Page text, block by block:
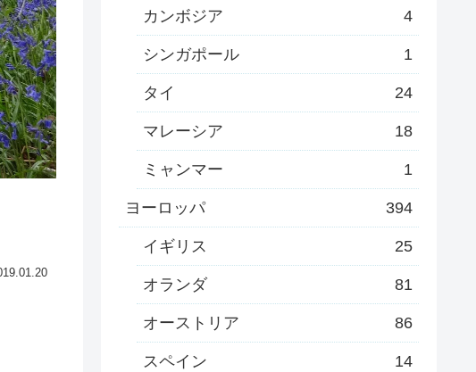
カンボジア 4
シンガポール 1
タイ 24
マレーシア 18
ミャンマー 1
ヨーロッパ 394
イギリス 25
オランダ 81
オーストリア 86
スペイン 14